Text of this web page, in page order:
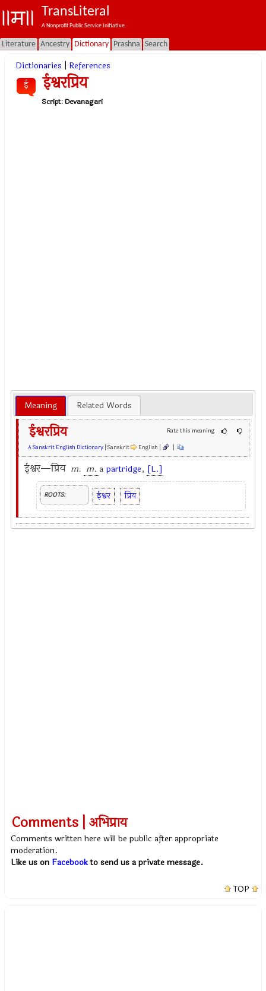
TransLiteral
A Nonprofit Public Service Initiative.
Literature Ancestry Dictionary Prashna Search
Dictionaries References
ई ईश्वरप्रिय
Script:Devanagari
Meaning Related Words
Rate this meaning
ईश्वरप्रिय
A Sanskrit English Dictionary | Sanskrit English | |
ईश्वर—प्रिय m. m. a partridge, [L.]
ROOTS: ईश्वर प्रिय
Comments | अभिप्राय
Comments written here will be public after appropriate
moderation.
Like us on Facebookto send us a private message.
TOP